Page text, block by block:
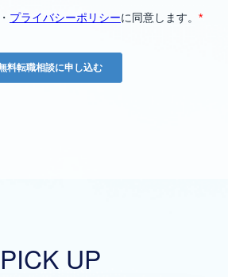
PICK UP